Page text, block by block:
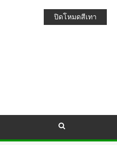
ปิดโหมดสีเทา